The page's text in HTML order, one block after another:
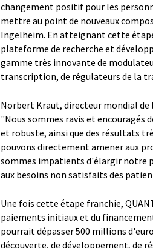
changement positif pour les
mettre au point de nouveaux
Ingelheim. En atteignant cette
plateforme de recherche et
gamme très innovante de
transcription, de régulateurs de la
Norbert Kraut, directeur mondial de
"Nous sommes ravis et encouragés
et robuste, ainsi que des résultats
pouvons directement amener aux
sommes impatients d'élargir notre
aux besoins non satisfaits des
Une fois cette étape franchie,
paiements initiaux et du
pourrait dépasser 500 millions
découverte, de développement, de